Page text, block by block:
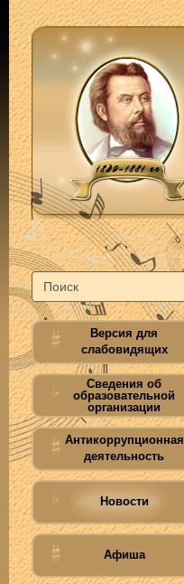
Версия для
слабовидящих
Сведения об
образовательной
организации
Антикоррупционная
деятельность
Новости
Афиша